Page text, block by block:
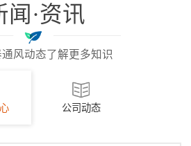
闻·资讯
风动态了解更多知识
公司动态